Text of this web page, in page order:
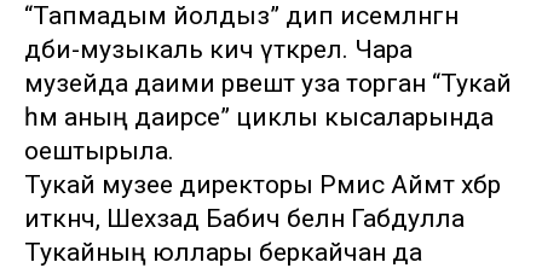
“Тапмадым йолдыз” дип исемләнгән
әдәби-музыкаль кичә үткәрелә. Чара
музейда даими рәвештә уза торган “Тукай
һәм аның даирәсе” циклы кысаларында
оештырыла.
Тукай музее директоры Рәмис Аймәт хәбәр
иткәнчә, Шәехзадә Бабич белән Габдулла
Тукайның юллары беркайчан да